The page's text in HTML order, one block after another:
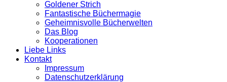
Goldener Strich
Fantastische Büchermagie
Geheimnisvolle Bücherwelten
Das Blog
Kooperationen
Liebe Links
Kontakt
Impressum
Datenschutzerklärung